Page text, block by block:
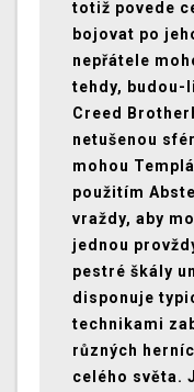
totiž povede
bojovat po
nepřátele
tehdy, budou-
Creed
netušenou
mohou
použitím
vraždy, aby
jednou
pestré škály
disponuje
technikami
různých
celého světa.